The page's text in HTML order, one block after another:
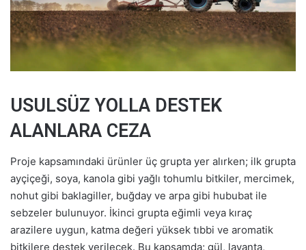
USULSÜZ YOLLA DESTEK
ALANLARA CEZA
Proje kapsamındaki ürünler üç grupta yer alırken; ilk grupta
ayçiçeği, soya, kanola gibi yağlı tohumlu bitkiler, mercimek,
nohut gibi baklagiller, buğday ve arpa gibi hububat ile
sebzeler bulunuyor. İkinci grupta eğimli veya kıraç
arazilere uygun, katma değeri yüksek tıbbi ve aromatik
bitkilere destek verilecek. Bu kapsamda; gül, lavanta,